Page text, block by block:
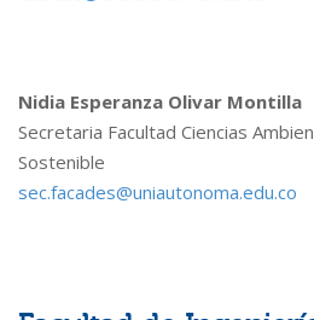
Nidia Esperanza Olivar Montilla
Secretaria Facultad Ciencias
Sostenible
sec.facades@uniautonoma.edu.co